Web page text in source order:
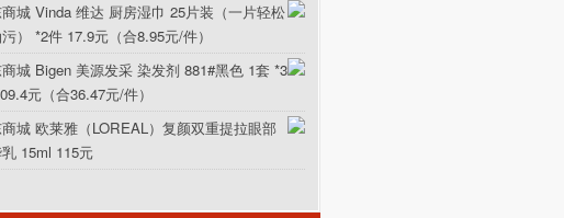
城 Vinda 维达 厨房湿巾 25片装（一片轻松
） *2件 17.9元（合8.95元/件）
城 Bigen 美源发采 染发剂 881#黑色 1套 *3
元（合36.47元/件）
城 欧莱雅（LOREAL）复颜双重提拉眼部
15ml 115元